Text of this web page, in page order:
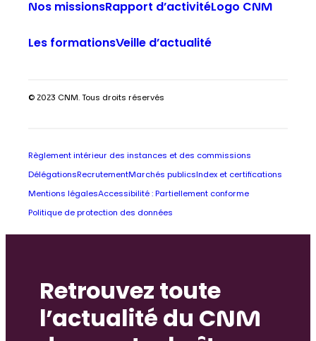
Nos missionsRapport d’activitéLogo CNM
Les formationsVeille d’actualité
© 2023 CNM. Tous droits réservés
Règlement intérieur des instances et des commissions
Délégations RecrutementMarchés publics Index et certifications
Mentions légalesAccessibilité : Partiellement conforme
Politique de protection des données
Retrouvez toute
l’actualité du CNM